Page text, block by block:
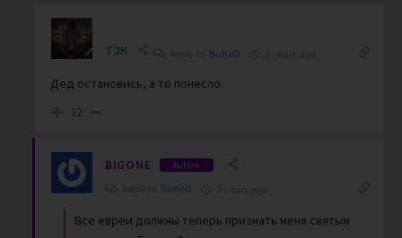
T2K BuKeD
Дед остановись, а то понесло.
12
BIGONE Author
BuKeD
Все евреи должны теперь признать меня святым